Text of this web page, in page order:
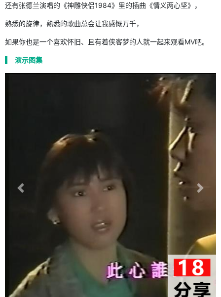
还有张德兰演唱的《神雕侠侣1984》里的插曲《情义两心坚》，
熟悉的旋律，熟悉的歌曲总会让我感慨万千，
如果你也是一个喜欢怀旧、且有着侠客梦的人就一起来观看MV吧。
演示图集